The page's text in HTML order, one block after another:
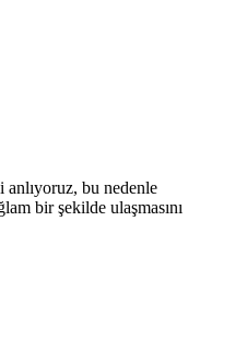
anlıyoruz, bu nedenle
bir şekilde ulaşmasını